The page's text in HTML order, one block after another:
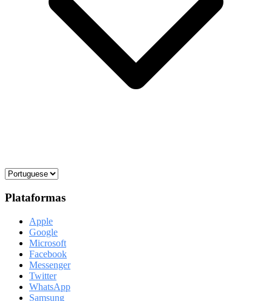
Plataformas
Apple
Google
Microsoft
Facebook
Messenger
Twitter
WhatsApp
Samsung